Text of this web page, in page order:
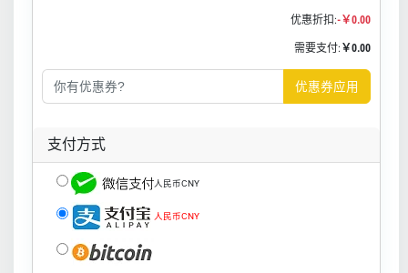
优惠折扣:-￥0.00
需要支付: ￥0.00
优惠券应用
支付方式
人民币CNY
人民币CNY